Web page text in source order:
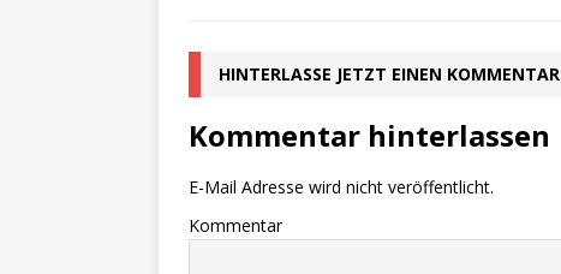
HINTERLASSE JETZT EINEN KOMMENTAR
Kommentar hinterlassen
E-Mail Adresse wird nicht veröffentlicht.
Kommentar